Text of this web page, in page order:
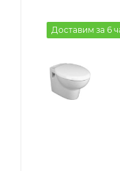
Доставим за 6